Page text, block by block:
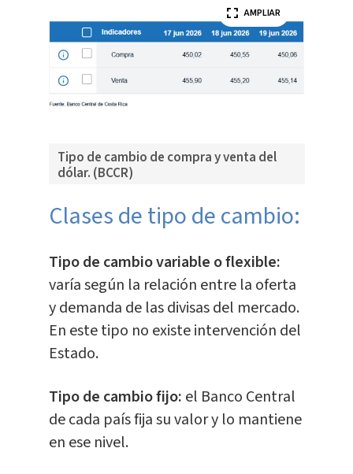
Tipo de cambio de compra y venta del
dólar. (BCCR)
AMPLIAR
Clases de tipo de cambio:
Tipo de cambio variable o flexible:
varía según la relación entre la oferta
y demanda de las divisas del mercado.
En este tipo no existe intervención del
Estado.
Tipo de cambio fijo: el Banco Central
de cada país fija su valor y lo mantiene
en ese nivel.